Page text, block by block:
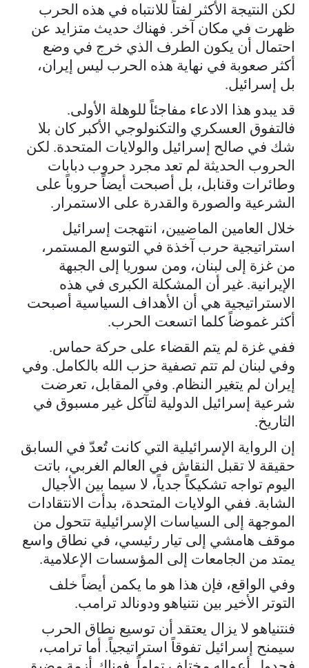
لكن النتيجة الأكثر لفتاً للانتباه في هذه الحرب
ظهرت في مكان آخر. فهناك حديث متزايد عن
احتمال أن يكون الطرف الذي خرج في وضع
أكثر صعوبة في نهاية هذه الحرب ليس إيران،
بل إسرائيل.
قد يبدو هذا الادعاء مفاجئاً للوهلة الأولى.
فالتفوق العسكري والتكنولوجي الأكبر كان بلا
شك في صالح إسرائيل والولايات المتحدة. لكن
الحروب الحديثة لم تعد مجرد حروب دبابات
وطائرات وقنابل، بل أصبحت أيضاً حروباً على
الشرعية والصورة والقدرة على الاستمرار.
خلال العامين الماضيين، انتهجت إسرائيل
استراتيجية حرب آخذة في التوسع المستمر،
من غزة إلى لبنان، ومن سوريا إلى الجبهة
الإيرانية. غير أن المشكلة الكبرى في هذه
الاستراتيجية هي أن الأهداف السياسية أصبحت
أكثر غموضاً كلما اتسعت الحرب.
ففي غزة لم يتم القضاء على حركة حماس.
وفي لبنان لم تتم تصفية حزب الله بالكامل. وفي
إيران لم يتغير النظام. وفي المقابل، تعرضت
شرعية إسرائيل الدولية لتآكل غير مسبوق في
التاريخ.
إن الرواية الإسرائيلية التي كانت تُعدّ في السابق
حقيقة لا تقبل النقاش في العالم الغربي، باتت
اليوم تواجه تشكيكاً جدياً، لا سيما بين الأجيال
الشابة. ففي الولايات المتحدة، بدأت الانتقادات
الموجهة إلى السياسات الإسرائيلية تتحول من
موقف هامشي إلى تيار رئيسي، في نطاق واسع
يمتد من الجامعات إلى المؤسسات الإعلامية.
وفي الواقع، فإن هذا هو ما يكمن أيضاً خلف
التوتر الأخير بين نتنياهو ودونالد ترامب.
فنتنياهو لا يزال يعتقد أن توسيع نطاق الحرب
سيمنح إسرائيل تفوقاً استراتيجياً. أما ترامب،